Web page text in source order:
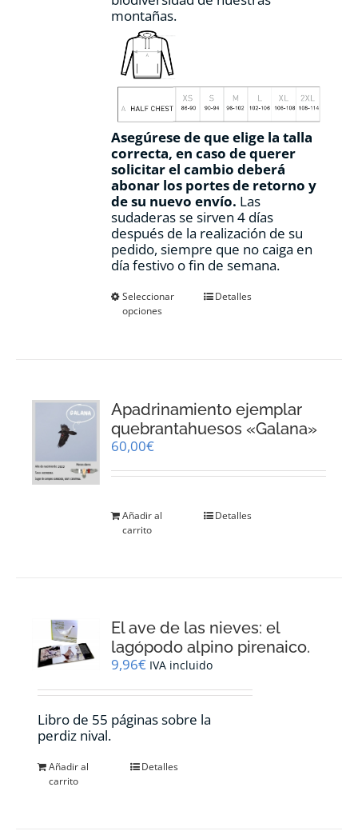
montañas.
Asegúrese de que elige la talla
correcta, en caso de querer
solicitar el cambio deberá
abonar los portes de retorno y
de su nuevo envío. Las
sudaderas se sirven 4 días
después de la realización de su
pedido, siempre que no caiga en
día festivo o fin de semana.
Seleccionar
opciones
Este
se
pueden
la
producto
Detalles
Apadrinamiento ejemplar
quebrantahuesos «Galana»
60,00€
Añadir al
carrito
Detalles
El ave de las nieves: el
lagópodo alpino pirenaico.
9,96€ IVA incluido
Libro de 55 páginas sobre la
perdiz nival.
Añadir al
carrito
Detalles